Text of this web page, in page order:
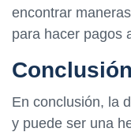
encontrar
para hacer pagos
Conclusión
En conclusión, la
y puede ser una